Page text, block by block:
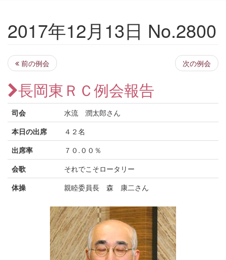
2017年12月13日 No.2800
前の例会 次の例会
長岡東ＲＣ例会報告
司会
水流 潤太郎さん
本日の出席
４２名
出席率
７０.００％
会歌
それでこそロータリー
体操
親睦委員長 森 康二さん